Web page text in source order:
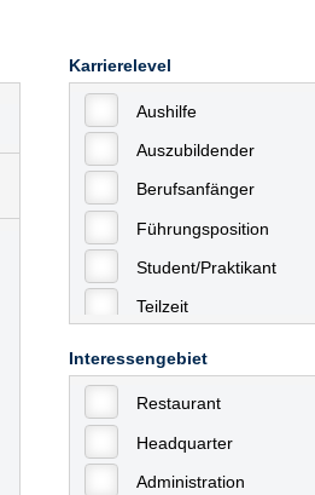
Karrierelevel
Aushilfe
Auszubildender
Berufsanfänger
Führungsposition
Student/Praktikant
Teilzeit
Interessengebiet
Restaurant
Headquarter
Administration